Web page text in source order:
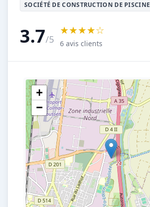
SOCIÉTÉ DE CONSTRUCTION DE PISCINE
3.7/5
★★★★☆
6 avis clients
+
−